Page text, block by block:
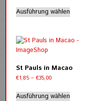
bis
€35,00
Ausführung wählen
Dieses
Produkt
Varianten
auf
St Pauls in Macao
€1,85 –€35,00Preisspanne:
bis
Ausführung wählen
Dieses